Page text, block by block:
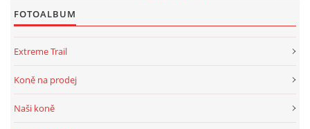
FOTOALBUM
Extreme Trail
Koně na prodej
Naši koně